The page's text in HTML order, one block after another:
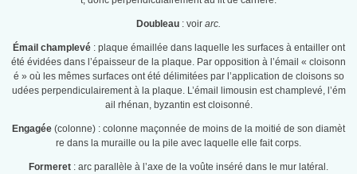
Doubleau : voir arc.
Émail champlevé : plaque émaillée dans laquelle les surfaces à entailler ont
été évidées dans l’épaisseur de la plaque. Par opposition à l’émail « cloisonn
é » où les mêmes surfaces ont été délimitées par l’application de cloisons so
udées perpendiculairement à la plaque. L’émail limousin est champlevé, l’ém
ail rhénan, byzantin est cloisonné.
Engagée (colonne) : colonne maçonnée de moins de la moitié de son diamèt
re dans la muraille ou la pile avec laquelle elle fait corps.
Formeret : arc parallèle à l’axe de la voûte inséré dans le mur latéral.